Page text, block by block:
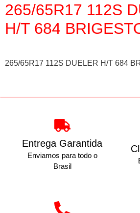
265/65R17 112S
H/T 684
265/65R17 112S DUELER H/T 684
Entrega Garantida
Enviamos para todo o
Brasil